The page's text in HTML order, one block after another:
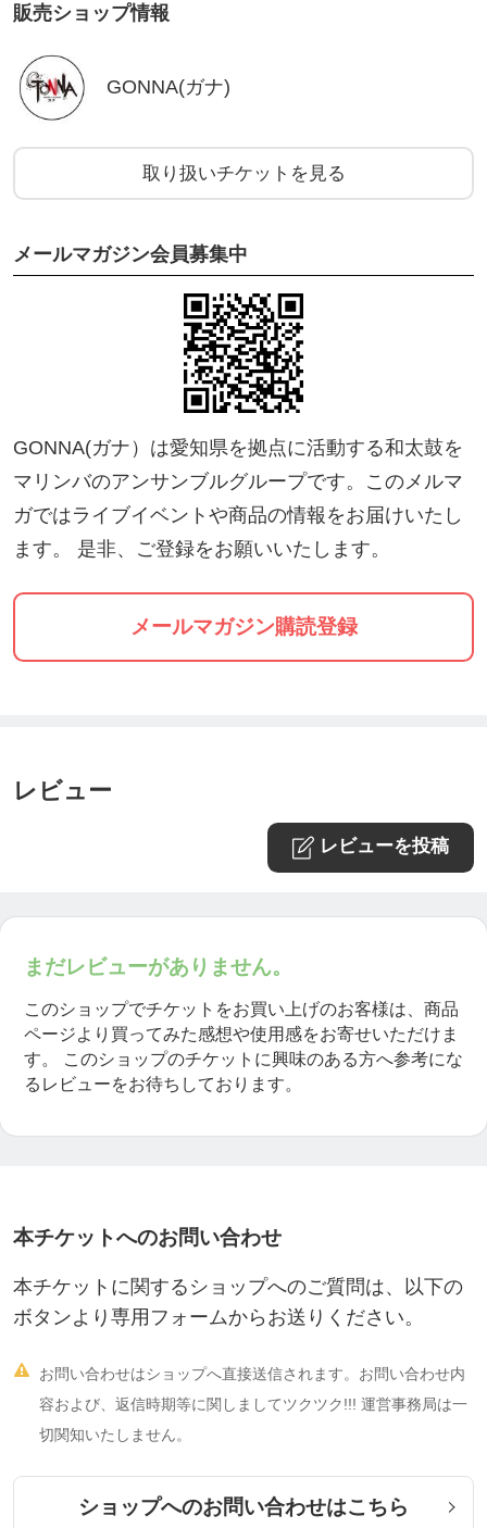
00321019
[the Rock/流/ひかり/Blood]
販売ショップ情報
GONNA(ガナ)
取り扱いチケットを見る
メールマガジン会員募集中
GONNA(ガナ）は愛知県を拠点に活動する和太鼓を
マリンバのアンサンブルグループです。このメルマ
ガではライブイベントや商品の情報をお届けいたし
ます。 是非、ご登録をお願いいたします。
メールマガジン購読登録
レビュー
レビューを投稿
まだレビューがありません。
このショップでチケットをお買い上げのお客様は、商品
ページより買ってみた感想や使用感をお寄せいただけま
す。
このショップのチケットに興味のある方へ参考にな
るレビューをお待ちしております。
本チケットへのお問い合わせ
本チケットに関するショップへのご質問は、以下の
ボタンより専用フォームからお送りください。

お問い合わせはショップへ直接送信されます。お問い合わせ内
容および、返信時期等に関しましてツクツク!!! 運営事務局は一
切関知いたしません。
ショップへのお問い合わせはこちら